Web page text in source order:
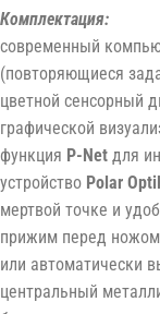
Комплектация:
современный
(повторяющиеся
цветной сенсорный
графической
функция P-Net для
устройство Polar
мертвой точке и
прижим перед
или автоматически
центральный